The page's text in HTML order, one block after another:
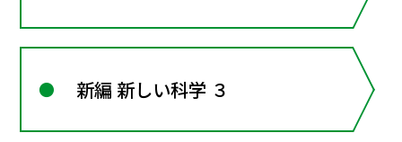
新編 新しい科学 ３